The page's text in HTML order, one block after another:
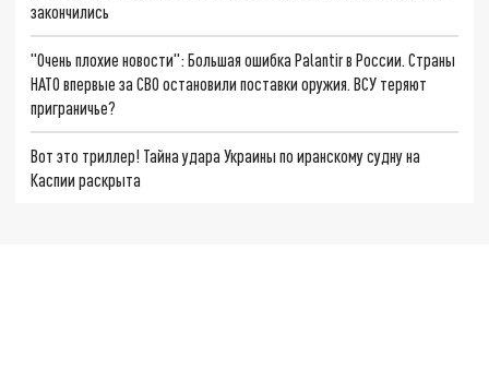
закончились
"Очень плохие новости": Большая ошибка Palantir в России. Страны
НАТО впервые за СВО остановили поставки оружия. ВСУ теряют
приграничье?
Вот это триллер! Тайна удара Украины по иранскому судну на
Каспии раскрыта